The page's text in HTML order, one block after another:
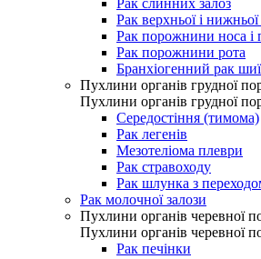
Рак слинних залоз
Рак верхньої і
Рак порожнини носа і
Рак порожнини рота
Бранхіогенний рак шиї
Пухлини органів грудної
Пухлини органів грудної
Середостіння (тимома)
Рак легенів
Мезотеліома плеври
Рак стравоходу
Рак шлунка з
Рак молочної залози
Пухлини органів черевної
Пухлини органів черевної
Рак печінки